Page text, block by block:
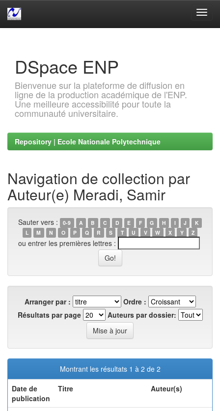
DSpace ENP
Bienvenue sur la plateforme de diffusion en
ligne de la production académique de l'ENP.
Une meilleure accessibilité pour toute la
communauté universitaire.
Repository | Ecole Nationale Polytechnique
Navigation de collection par
Auteur(e) Meradi, Samir
Sauter vers : 0-9 A B C D E F G H I J
K
L
M N O P Q R S T U V W X Y Z
ou entrer les premières lettres :
Arranger par :
Ordre :
Résultats par page
Auteurs par dossier:
Montrant les résultats 1 à 2 de 2
Date de
publication
Titre Auteur(s)